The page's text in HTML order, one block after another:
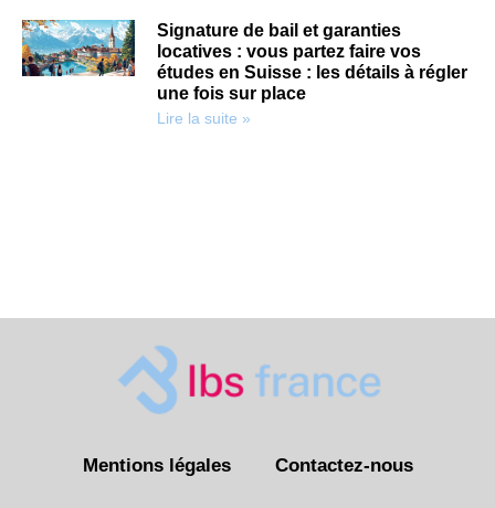
Signature de bail et garanties
locatives : vous partez faire vos
études en Suisse : les détails à régler
une fois sur place
Lire la suite »
Mentions légales Contactez-nous